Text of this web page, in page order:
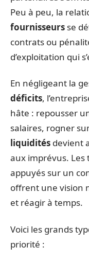
Peu à peu, la
fournisseurs se
contrats ou
d’exploitation qui
En négligeant la
déficits,
hâte : repousser
salaires, rogner
liquidités devient
aux imprévus. Les
appuyés sur un
offrent une vision
et réagir à temps.
Voici les grands
priorité :